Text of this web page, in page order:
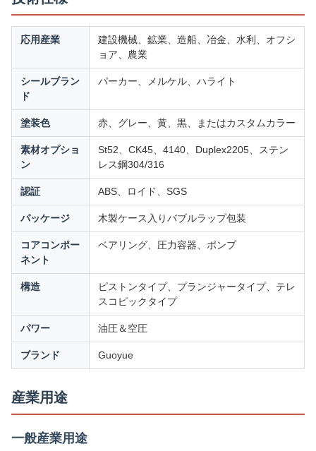
応用産業
建設機械、鉱業、造船、冶金、水利、オフシ
ョア、農業
シールブラン
ド
パーカー、メルケル、ハライト
塗装色 赤、グレー、黄、黒、またはカスタムカラー
素材オプショ
ン
St52、CK45、4140、Duplex2205、ステン
レス鋼304/316
認証 ABS、ロイド、SGS
パッケージ 木製ケース入りバブルラップ包装
コアコンポー
ネント
ベアリング、圧力容器、ポンプ
構造
ピストンタイプ、プランジャータイプ、テレ
スコピックタイプ
パワー 油圧＆空圧
ブランド Guoyue
産業用途
一般産業用途